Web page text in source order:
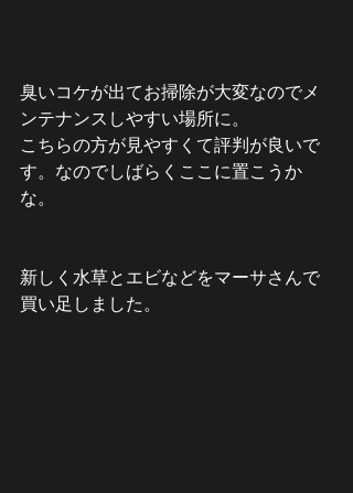
臭いコケが出てお掃除が大変なのでメ
ンテナンスしやすい場所に。
こちらの方が見やすくて評判が良いで
す。なのでしばらくここに置こうか
な。
新しく水草とエビなどをマーサさんで
買い足しました。